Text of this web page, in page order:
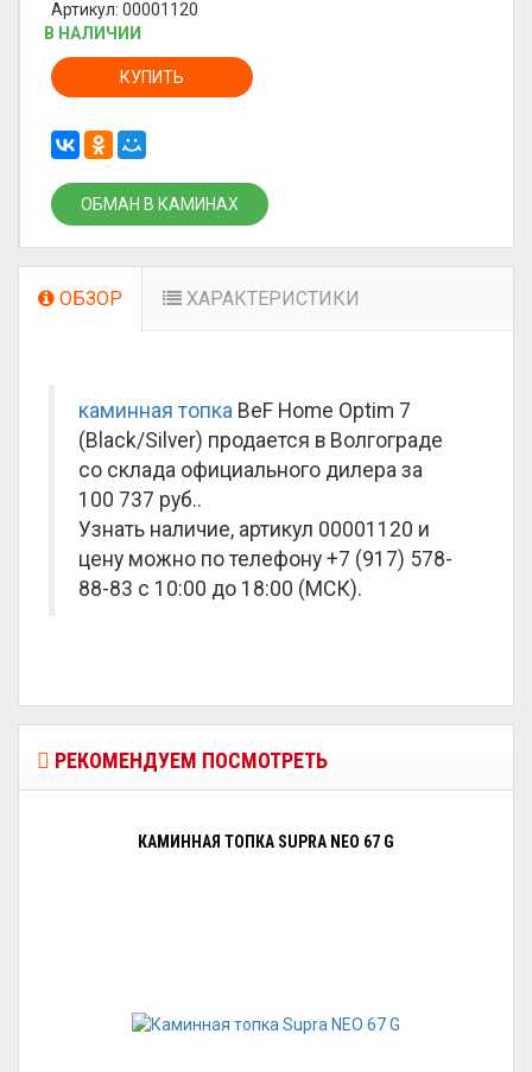
Артикул: 00001120
В НАЛИЧИИ
КУПИТЬ
ОБМАН В КАМИНАХ
ОБЗОР ХАРАКТЕРИСТИКИ
каминная топка BeF Home Optim 7
(Black/Silver) продается в Волгограде
со склада официального дилера за
100 737 руб..
Узнать наличие, артикул 00001120 и
цену можно по телефону +7 (917) 578-
88-83 с 10:00 до 18:00 (МСК).
РЕКОМЕНДУЕМ ПОСМОТРЕТЬ
КАМИННАЯ ТОПКА SUPRA NEO 67 G